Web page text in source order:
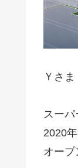
Ｙさ
スー
2020
オープ